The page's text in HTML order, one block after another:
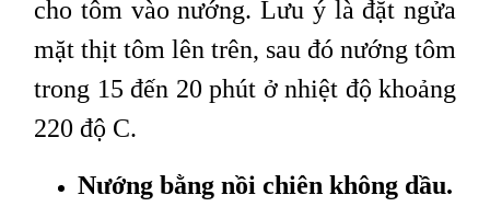
cho tôm vào nướng. Lưu ý là đặt ngửa
mặt thịt tôm lên trên, sau đó nướng tôm
trong 15 đến 20 phút ở nhiệt độ khoảng
220 độ C.
Nướng bằng nồi chiên không dầu.